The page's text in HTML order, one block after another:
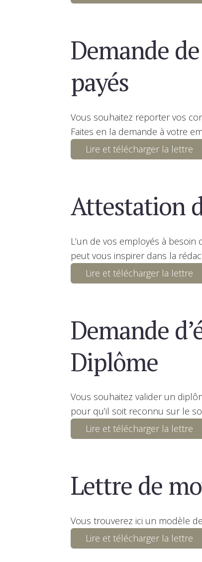
Demande
payés
Vous souhaitez reporter vos
Faites en la demande à votre
Lire et télécharger la lettre
Attestation
L’un de vos employés à
peut vous inspirer dans la
Lire et télécharger la lettre
Demande
Diplôme
Vous souhaitez valider un
pour qu’il soit reconnu sur le
Lire et télécharger la lettre
Lettre de
Vous trouverez ici un modèle
Lire et télécharger la lettre